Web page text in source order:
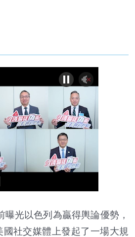
光以色列為贏得輿論優勢，
國社交媒體上發起了一場大規